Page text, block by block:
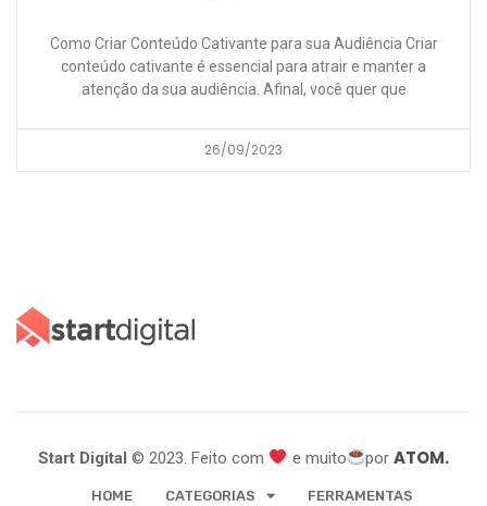
Como Criar Conteúdo Cativante para sua Audiência Criar
conteúdo cativante é essencial para atrair e manter a
atenção da sua audiência. Afinal, você quer que
26/09/2023
Start Digital © 2023. Feito com e muito por ATOM.
HOME CATEGORIAS FERRAMENTAS